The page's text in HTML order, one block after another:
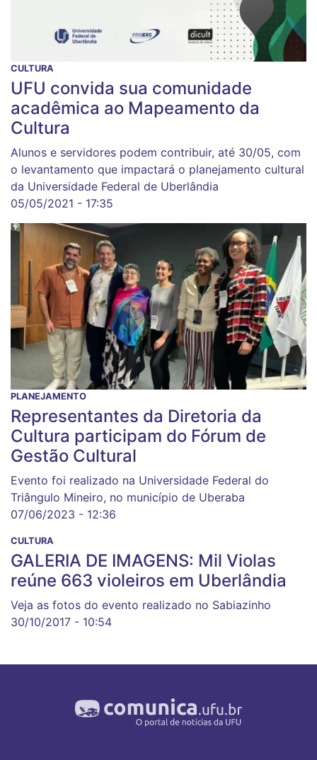
CULTURA
UFU convida sua comunidade
acadêmica ao Mapeamento da
Cultura
Alunos e servidores podem contribuir, até 30/05, com
o levantamento que impactará o planejamento cultural
da Universidade Federal de Uberlândia
05/05/2021 - 17:35
PLANEJAMENTO
Representantes da Diretoria da
Cultura participam do Fórum de
Gestão Cultural
Evento foi realizado na Universidade Federal do
Triângulo Mineiro, no município de Uberaba
07/06/2023 - 12:36
CULTURA
GALERIA DE IMAGENS: Mil Violas
reúne 663 violeiros em Uberlândia
Veja as fotos do evento realizado no Sabiazinho
30/10/2017 - 10:54